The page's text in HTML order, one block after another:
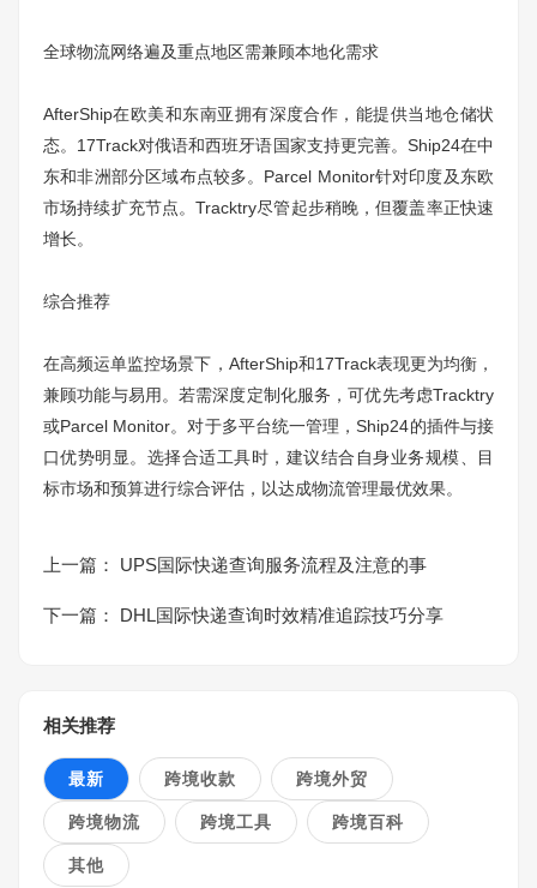
全球物流网络遍及重点地区需兼顾本地化需求
AfterShip在欧美和东南亚拥有深度合作，能提供当地仓储状
态。17Track对俄语和西班牙语国家支持更完善。Ship24在中
东和非洲部分区域布点较多。Parcel Monitor针对印度及东欧
市场持续扩充节点。Tracktry尽管起步稍晚，但覆盖率正快速
增长。
综合推荐
在高频运单监控场景下，AfterShip和17Track表现更为均衡，
兼顾功能与易用。若需深度定制化服务，可优先考虑Tracktry
或Parcel Monitor。对于多平台统一管理，Ship24的插件与接
口优势明显。选择合适工具时，建议结合自身业务规模、目
标市场和预算进行综合评估，以达成物流管理最优效果。
上一篇： UPS国际快递查询服务流程及注意的事
下一篇： DHL国际快递查询时效精准追踪技巧分享
相关推荐
最新 跨境收款 跨境外贸
跨境物流 跨境工具 跨境百科
其他